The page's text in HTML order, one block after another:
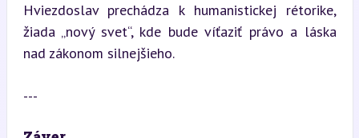
Hviezdoslav prechádza k humanistickej rétorike,
žiada „nový svet“, kde bude víťaziť právo a láska
nad zákonom silnejšieho.
---